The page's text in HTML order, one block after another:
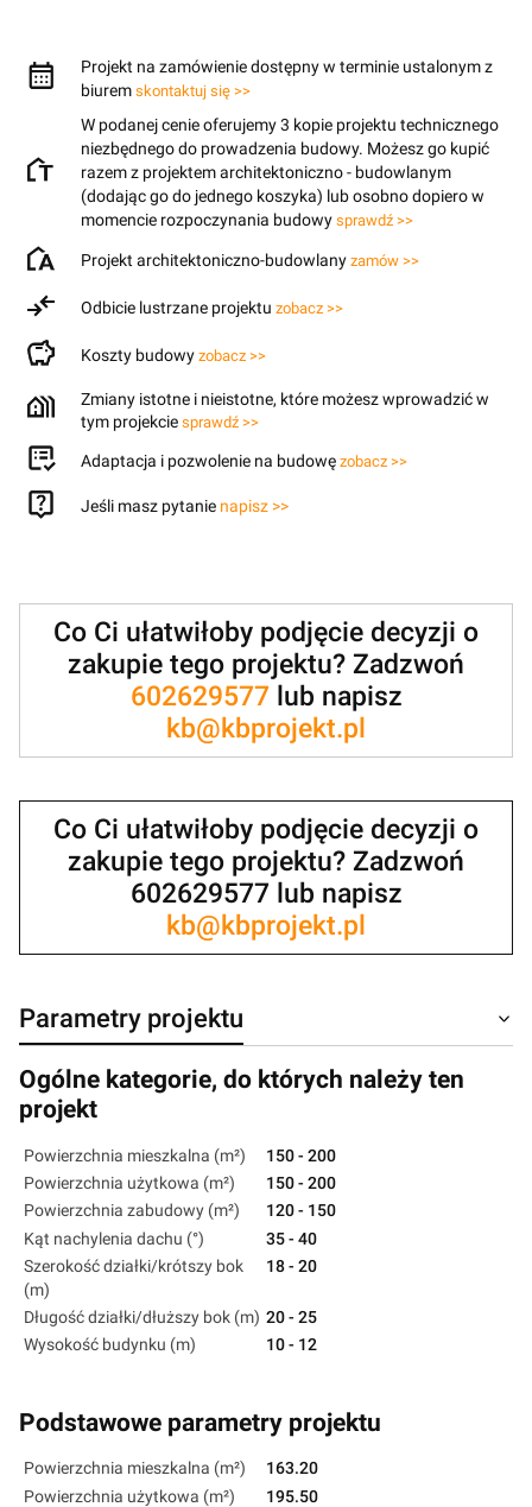
Projekt na zamówienie dostępny w terminie ustalonym z
biurem skontaktuj się >>
W podanej cenie oferujemy 3 kopie projektu technicznego
niezbędnego do prowadzenia budowy. Możesz go kupić
razem z projektem architektoniczno - budowlanym
(dodając go do jednego koszyka) lub osobno dopiero w
momencie rozpoczynania budowy sprawdź >>
Projekt architektoniczno-budowlany zamów >>
Odbicie lustrzane projektu zobacz >>
Koszty budowy zobacz >>
Zmiany istotne i nieistotne, które możesz wprowadzić w
tym projekcie sprawdź >>
Adaptacja i pozwolenie na budowę zobacz >>
Jeśli masz pytanie napisz >>
Co Ci ułatwiłoby podjęcie decyzji o
zakupie tego projektu? Zadzwoń
602629577lub napisz
kb@kbprojekt.pl
Co Ci ułatwiłoby podjęcie decyzji o
zakupie tego projektu? Zadzwoń
602629577 lub napisz
kb@kbprojekt.pl
Parametry projektu
Ogólne kategorie, do których należy ten
projekt
Powierzchnia mieszkalna (m²)
150 - 200
Powierzchnia użytkowa (m²)
150 - 200
Powierzchnia zabudowy (m²)
120 - 150
Kąt nachylenia dachu (°)
35 - 40
Szerokość działki/krótszy bok
(m)
18 - 20
Długość działki/dłuższy bok (m) 20 - 25
Wysokość budynku (m)
10 - 12
Podstawowe parametry projektu
Powierzchnia mieszkalna (m²)
163.20
Powierzchnia użytkowa (m²)
195.50